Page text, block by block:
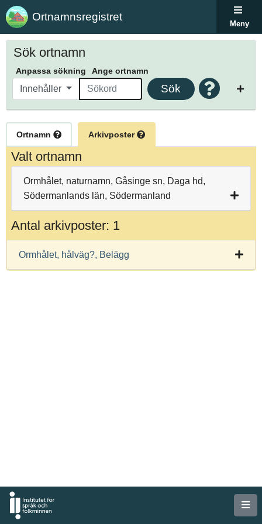
Ortnamnsregistret
Meny
Sök ortnamn
Anpassa sökning Ange ortnamn
Innehåller Sök
Ortnamn Arkivposter
Valt ortnamn
Ormhålet, naturnamn, Gåsinge sn, Daga hd,
Södermanlands län, Södermanland
Antal arkivposter: 1
Ormhålet, hålväg?, Belägg